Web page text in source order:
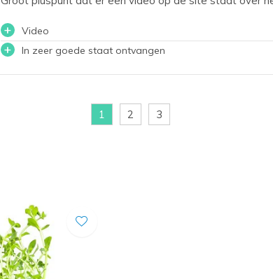
+ Video
+ In zeer goede staat ontvangen
1 2 3